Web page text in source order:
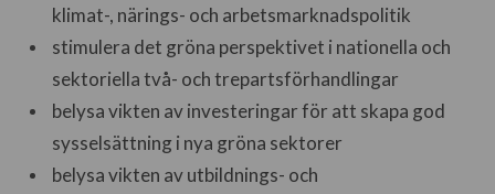
klimat-, närings- och arbetsmarknadspolitik
stimulera det gröna perspektivet i nationella och
sektoriella två- och trepartsförhandlingar
belysa vikten av investeringar för att skapa god
sysselsättning i nya gröna sektorer
belysa vikten av utbildnings- och